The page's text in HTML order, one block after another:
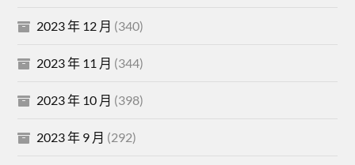
2023 年 12 月 (340)
2023 年 11 月 (344)
2023 年 10 月 (398)
2023 年 9 月 (292)